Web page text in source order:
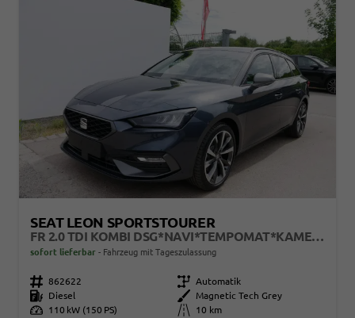
SEAT LEON SPORTSTOURER
FR 2.0 TDI KOMBI DSG*NAVI*TEMPOMAT*KAMERA*KEYLESS-GO*VIRTUAL COCKPIT*
sofort lieferbar Fahrzeug mit Tageszulassung
Fahrzeugnr. 862622 Getriebe Automatik
Kraftstoff
Diesel Außenfarbe
Magnetic Tech Grey
Leistung
110 kW (150 PS) Kilometerstand
10 km